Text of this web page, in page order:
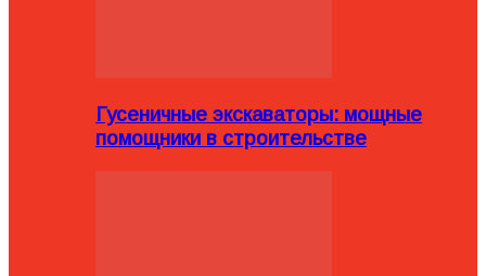
Гусеничные экскаваторы: мощные
помощники в строительстве